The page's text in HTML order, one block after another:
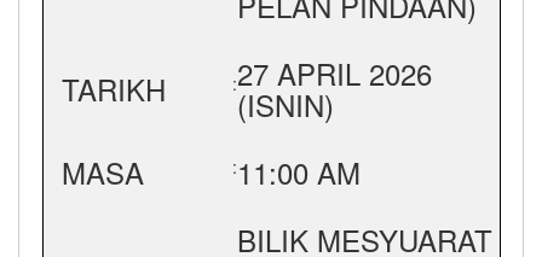
TARIKH
:27 APRIL 2026
(ISNIN)
MASA
:11:00 AM
BILIK MESYUARAT